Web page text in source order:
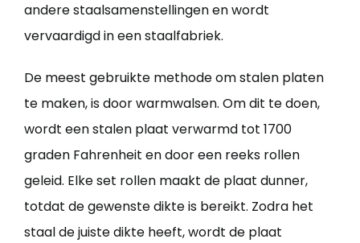
andere staalsamenstellingen en wordt
vervaardigd in een staalfabriek.
De meest gebruikte methode om stalen platen
te maken, is door warmwalsen. Om dit te doen,
wordt een stalen plaat verwarmd tot 1700
graden Fahrenheit en door een reeks rollen
geleid. Elke set rollen maakt de plaat dunner,
totdat de gewenste dikte is bereikt. Zodra het
staal de juiste dikte heeft, wordt de plaat